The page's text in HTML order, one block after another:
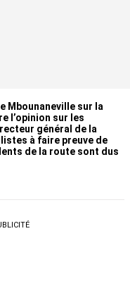
Mbounaneville sur la
l’opinion sur les
général de la
à faire preuve de
de la route sont dus